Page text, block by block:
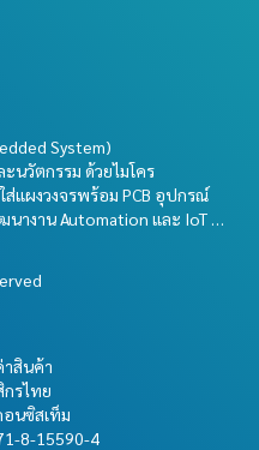
System)
นวัตกรรม ด้วยไมโคร
ส่แผงวงจรพร้อม PCB อุปกรณ์
งาน Automation และ IoT …
สินค้า
รไทย
นซิสเท็ม
8-15590-4